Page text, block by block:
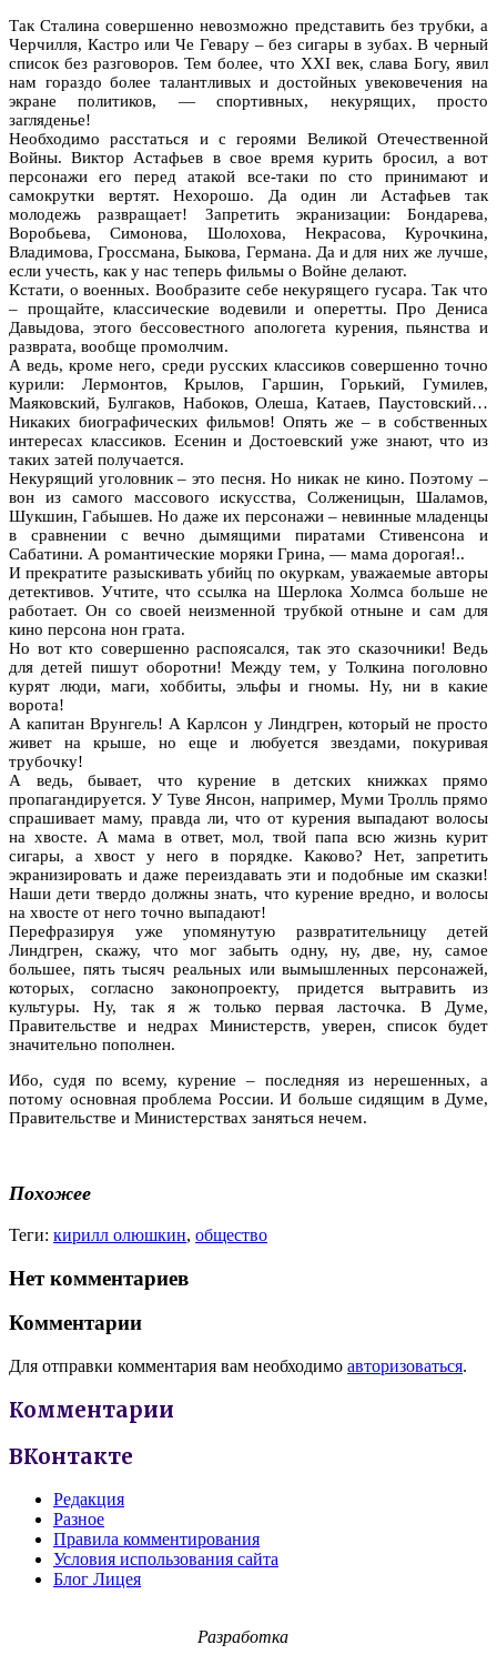
Так Сталина совершенно невозможно представить без трубки, а
Черчилля, Кастро или Че Гевару – без сигары в зубах. В черный
список без разговоров. Тем более, что XXI век, слава Богу, явил
нам гораздо более талантливых и достойных увековечения на
экране политиков, — спортивных, некурящих, просто
загляденье!
Необходимо расстаться и с героями Великой Отечественной
Войны. Виктор Астафьев в свое время курить бросил, а вот
персонажи его перед атакой все-таки по сто принимают и
самокрутки вертят. Нехорошо. Да один ли Астафьев так
молодежь развращает! Запретить экранизации: Бондарева,
Воробьева, Симонова, Шолохова, Некрасова, Курочкина,
Владимова, Гроссмана, Быкова, Германа. Да и для них же лучше,
если учесть, как у нас теперь фильмы о Войне делают.
Кстати, о военных. Вообразите себе некурящего гусара. Так что
– прощайте, классические водевили и оперетты. Про Дениса
Давыдова, этого бессовестного апологета курения, пьянства и
разврата, вообще промолчим.
А ведь, кроме него, среди русских классиков совершенно точно
курили: Лермонтов, Крылов, Гаршин, Горький, Гумилев,
Маяковский, Булгаков, Набоков, Олеша, Катаев, Паустовский…
Никаких биографических фильмов! Опять же – в собственных
интересах классиков. Есенин и Достоевский уже знают, что из
таких затей получается.
Некурящий уголовник – это песня. Но никак не кино. Поэтому –
вон из самого массового искусства, Солженицын, Шаламов,
Шукшин, Габышев. Но даже их персонажи – невинные младенцы
в сравнении с вечно дымящими пиратами Стивенсона и
Сабатини. А романтические моряки Грина, — мама дорогая!..
И прекратите разыскивать убийц по окуркам, уважаемые авторы
детективов. Учтите, что ссылка на Шерлока Холмса больше не
работает. Он со своей неизменной трубкой отныне и сам для
кино персона нон грата.
Но вот кто совершенно распоясался, так это сказочники! Ведь
для детей пишут оборотни! Между тем, у Толкина поголовно
курят люди, маги, хоббиты, эльфы и гномы. Ну, ни в какие
ворота!
А капитан Врунгель! А Карлсон у Линдгрен, который не просто
живет на крыше, но еще и любуется звездами, покуривая
трубочку!
А ведь, бывает, что курение в детских книжках прямо
пропагандируется. У Туве Янсон, например, Муми Тролль прямо
спрашивает маму, правда ли, что от курения выпадают волосы
на хвосте. А мама в ответ, мол, твой папа всю жизнь курит
сигары, а хвост у него в порядке. Каково? Нет, запретить
экранизировать и даже переиздавать эти и подобные им сказки!
Наши дети твердо должны знать, что курение вредно, и волосы
на хвосте от него точно выпадают!
Перефразируя уже упомянутую развратительницу детей
Линдгрен, скажу, что мог забыть одну, ну, две, ну, самое
большее, пять тысяч реальных или вымышленных персонажей,
которых, согласно законопроекту, придется вытравить из
культуры. Ну, так я ж только первая ласточка. В Думе,
Правительстве и недрах Министерств, уверен, список будет
значительно пополнен.
Ибо, судя по всему, курение – последняя из нерешенных, а
потому основная проблема России. И больше сидящим в Думе,
Правительстве и Министерствах заняться нечем.
Похожее
Теги: кирилл олюшкин, общество
Нет комментариев
Комментарии
Для отправки комментария вам необходимо авторизоваться.
Комментарии
ВКонтакте
Редакция
Разное
Правила комментирования
Условия использования сайта
Блог Лицея
Разработка